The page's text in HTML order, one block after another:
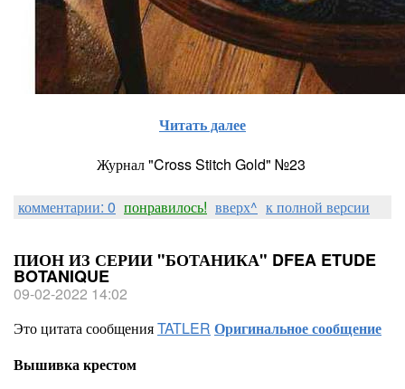
Читать далее
Журнал "Cross Stitch Gold" №23
комментарии: 0 понравилось! вверх^ к полной версии
ПИОН ИЗ СЕРИИ "БОТАНИКА" DFEA ETUDE
BOTANIQUE
09-02-2022 14:02
Это цитата сообщенияTATLER Оригинальное сообщение
Вышивка крестом